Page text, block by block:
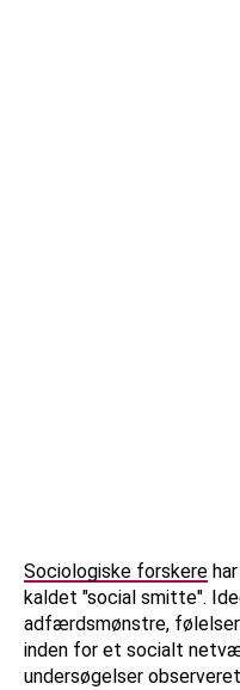
Sociologiske forskere
kaldet "social smitte".
adfærdsmønstre,
inden for et socialt
undersøgelser